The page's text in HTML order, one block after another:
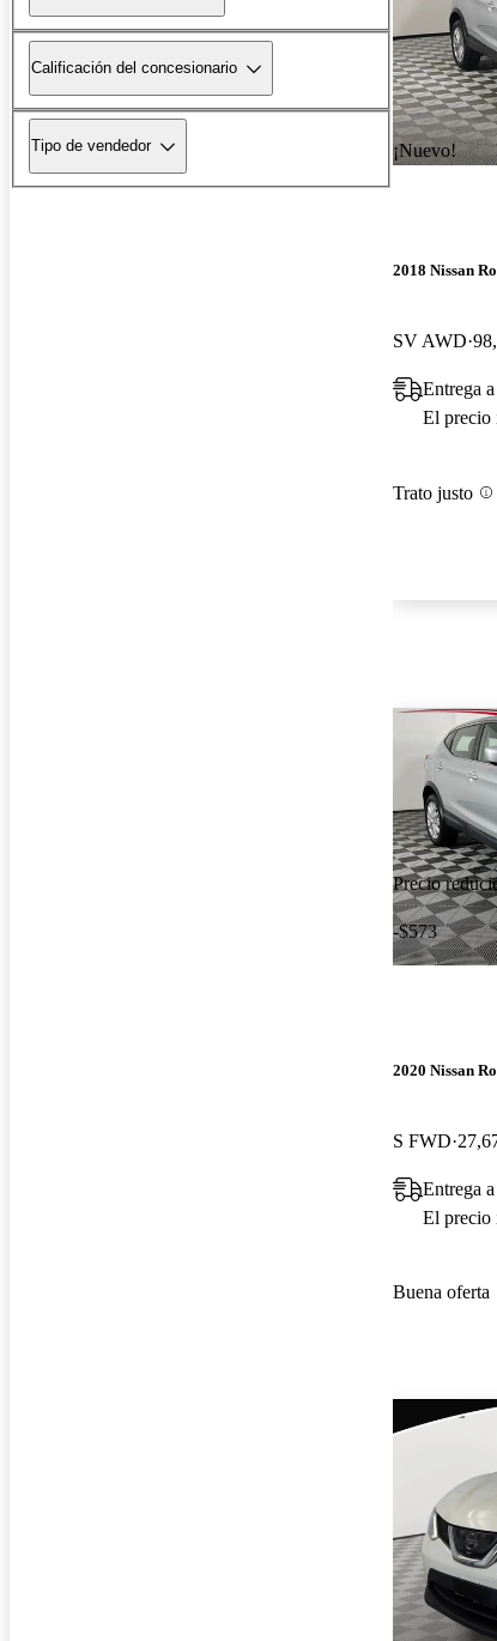
Calificación del concesionario
Tipo de vendedor ¡Nuevo!
2018 Nissan
SV AWD
Entrega
El precio
Trato justo
Precio
-$573
2020 Nissan
S FWD
Entrega
El precio
Buena oferta